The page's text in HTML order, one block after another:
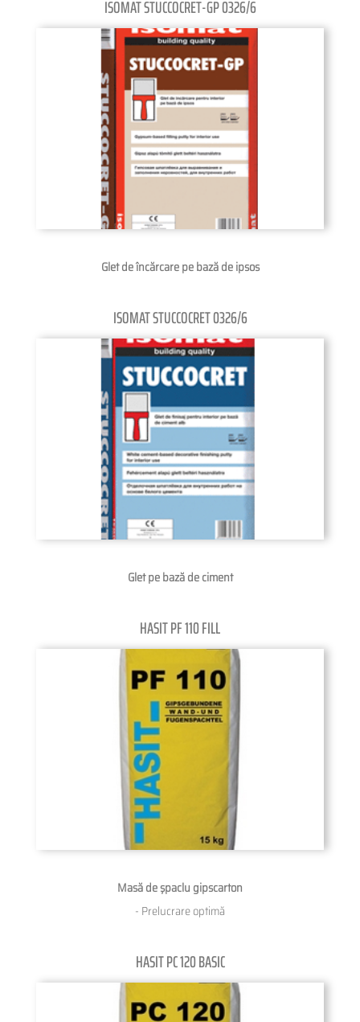
ISOMAT STUCCOCRET-GP 0326/6
Glet de încărcare pe bază de ipsos
ISOMAT STUCCOCRET 0326/6
Glet pe bază de ciment
HASIT PF 110 FILL
Masă de şpaclu gipscarton
- Prelucrare optimă
HASIT PC 120 BASIC